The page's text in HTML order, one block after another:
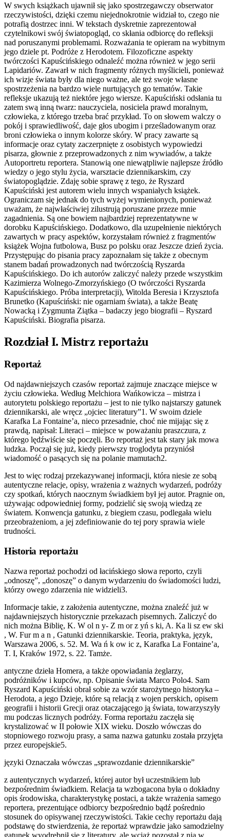
W swych książkach ujawnił się jako spostrzegawczy obserwator
rzeczywistości, dzięki czemu niejednokrotnie widział to, czego nie
potrafią dostrzec inni. W tekstach dyskretnie zaprezentował
czytelnikowi swój światopogląd, co skłania odbiorcę do refleksji
nad poruszanymi problemami. Rozważania te opieram na wybitnym
jego dziele pt. Podróże z Herodotem. Filozoficzne aspekty
twórczości Kapuścińskiego odnaleźć można również w jego serii
Lapidariów. Zawarł w nich fragmenty różnych myślicieli, ponieważ
ich wizje świata były dla niego ważne, ale też swoje własne
spostrzeżenia na bardzo wiele nurtujących go tematów. Takie
refleksje ukazują też niektóre jego wiersze. Kapuściński odsłania tu
zatem swą inną twarz: nauczyciela, nosiciela prawd moralnym,
człowieka, z którego trzeba brać przykład. To on słowem walczy o
pokój i sprawiedliwość, daje głos ubogim i prześladowanym oraz
broni człowieka o innym kolorze skóry. W pracy zawarte są
informacje oraz cytaty zaczerpnięte z osobistych wypowiedzi
pisarza, głownie z przeprowadzonych z nim wywiadów, a także
Autoportretu reportera. Stanowią one niewątpliwie najlepsze źródło
wiedzy o jego stylu życia, warsztacie dziennikarskim, czy
światopoglądzie. Zdaję sobie sprawę z tego, że Ryszard
Kapuściński jest autorem wielu innych wspaniałych książek.
Ograniczam się jednak do tych wyżej wymienionych, ponieważ
uważam, że najwłaściwiej zilustrują poruszane przeze mnie
zagadnienia. Są one bowiem najbardziej reprezentatywne w
dorobku Kapuścińskiego. Dodatkowo, dla uzupełnienie niektórych
zawartych w pracy aspektów, korzystałam również z fragmentów
książek Wojna futbolowa, Busz po polsku oraz Jeszcze dzień życia.
Przystępując do pisania pracy zapoznałam się także z obecnym
stanem badań prowadzonych nad twórczością Ryszarda
Kapuścińskiego. Do ich autorów zaliczyć należy przede wszystkim
Kazimierza Wolnego-Zmorzyńskiego (O twórczości Ryszarda
Kapuścińskiego. Próba interpretacji), Witolda Beresia i Krzysztofa
Brunetko (Kapuściński: nie ogarniam świata), a także Beatę
Nowacką i Zygmunta Ziątka – badaczy jego biografii – Ryszard
Kapuściński. Biografia pisarza.
Rozdział I. Mistrz reportażu
Reportaż
Od najdawniejszych czasów reportaż zajmuje znaczące miejsce w
życiu człowieka. Według Melchiora Wańkowicza – mistrza i
autorytetu polskiego reportażu – jest to nie tylko najstarszy gatunek
dziennikarski, ale wręcz „ojciec literatury”1. W swoim dziele
Karafka La Fontaine’a, nieco przesadnie, choć nie mijając się z
prawdą, napisał: Literaci – miejsce w poważaniu praszczura, z
którego lędźwiście się poczęli. Bo reportaż jest tak stary jak mowa
ludzka. Począł się już, kiedy pierwszy troglodyta przyniósł
wiadomość o pasących się na polanie mamutach2.
Jest to więc rodzaj przekazywanej informacji, która niesie ze sobą
autentyczne relacje, opisy, wrażenia z ważnych wydarzeń, podróży
czy spotkań, których naocznym świadkiem był jej autor. Pragnie on,
używając odpowiedniej formy, podzielić się swoją wiedzą ze
światem. Konwencja gatunku, z biegiem czasu, podlegała wielu
przeobrażeniom, a jej zdefiniowanie do tej pory sprawia wiele
trudności.
Historia reportażu
Nazwa reportaż pochodzi od łacińskiego słowa reporto, czyli
„odnoszę”, „donoszę” o danym wydarzeniu do świadomości ludzi,
którzy owego zdarzenia nie widzieli3.
Informacje takie, z założenia autentyczne, można znaleźć już w
najdawniejszych historycznie przekazach pisemnych. Zaliczyć do
nich można Biblię, K. W ol n y- Z m or z yń s ki, A. Ka li sz ew ski
, W. Fur m a n , Gatunki dziennikarskie. Teoria, praktyka, język,
Warszawa 2006, s. 52. M. Wa ń k ow ic z, Karafka La Fontaine’a,
T. I, Kraków 1972, s. 22. Tamże.
antyczne dzieła Homera, a także opowiadania żeglarzy,
podróżników i kupców, np. Opisanie świata Marco Polo4. Sam
Ryszard Kapuściński obrał sobie za wzór starożytnego historyka –
Herodota, a jego Dzieje, które są relacją z wojen perskich, opisem
geografii i historii Grecji oraz otaczającego ją świata, towarzyszyły
mu podczas licznych podróży. Forma reportażu zaczęła się
krystalizować w II połowie XIX wieku. Doszło wówczas do
stopniowego rozwoju prasy, a sama nazwa gatunku została przyjęta
przez europejskie5.
języki Oznaczała wówczas „sprawozdanie dziennikarskie”
z autentycznych wydarzeń, której autor był uczestnikiem lub
bezpośrednim świadkiem. Relacja ta wzbogacona była o dokładny
opis środowiska, charakterystykę postaci, a także wrażenia samego
reportera, prezentujące odbiorcy bezpośrednio bądź pośrednio
stosunek do opisywanej rzeczywistości. Takie cechy reportażu dają
podstawę do stwierdzenia, że reportaż wprawdzie jako samodzielny
gatunek wyodrębnił się z literatury, ale wciąż pozostał z nią w